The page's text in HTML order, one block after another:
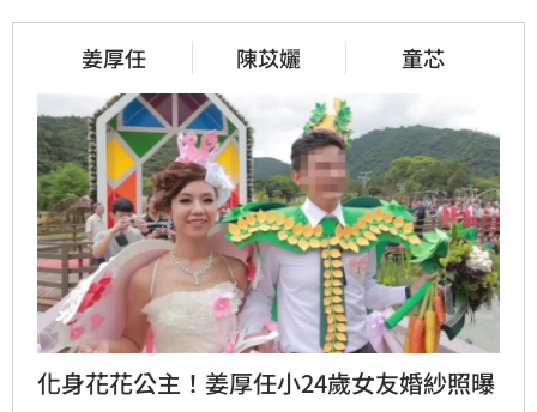
姜厚任 陳苡孋 童芯
化身花花公主！姜厚任小24歲女友婚紗照曝